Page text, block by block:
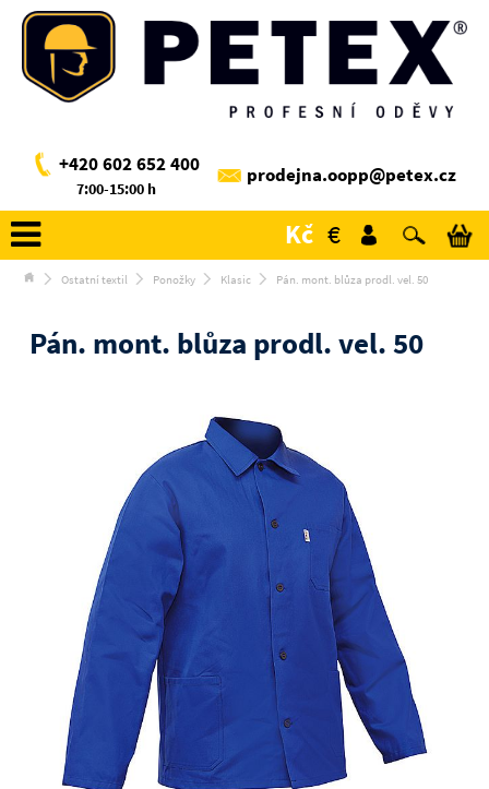
+420 602 652 400
7:00-15:00 h
prodejna.oopp@petex.cz
Kč €
Ostatní textil Ponožky Klasic Pán. mont. blůza prodl. vel. 50
Pán. mont. blůza prodl. vel. 50